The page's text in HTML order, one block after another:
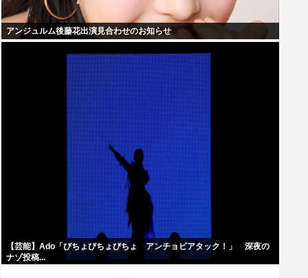
アンジュルム後藤花出演見合わせのお知らせ
【芸能】Ado「びちょびちょびちょ アンチョビアタック！」 深夜の
ナゾ投稿...